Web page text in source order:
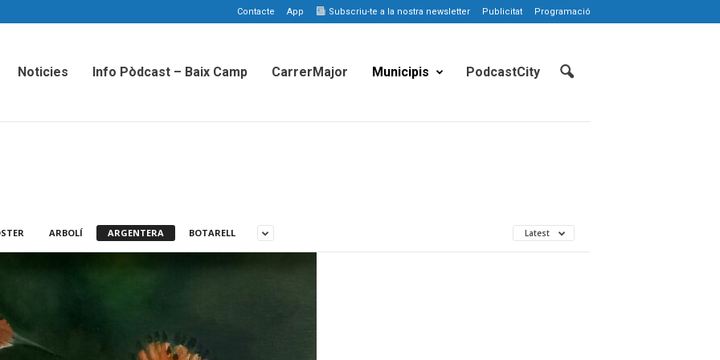
Contacte App Subscriu-te a la nostra newsletter Publicitat Programació
Noticies Info Pòdcast – Baix Camp CarrerMajor Municipis PodcastCity
ARBOLÍ ARGENTERA BOTARELL Latest